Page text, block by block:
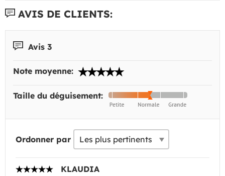
AVIS DE CLIENTS:
Avis 3
Note moyenne:
Taille du déguisement:
Ordonner par
KLAUDIA